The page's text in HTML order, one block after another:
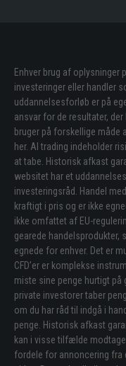
Enhver brug af oplysninger
investeringer eller handler
uddannelsesforløb er på
ansvar for de resultater,
bruger på forskellige
her. Al trading indeholder
at tabe. Historisk afkast
websitet har et
investeringsråd. Handel
kraftigt i pris og er ikke
ikke omfattet af EU-
gearede handelsprodukter,
egnede for enhver. Det er
CFD’er er komplekse
miste sine penge hurtigt på
private investorer taber
om du har råd til indgå i
penge. Historisk afkast
kan i visse tilfælde
fordele for annoncering fra